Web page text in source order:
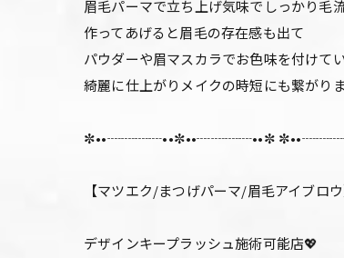
眉毛パーマで立ち上げ気味でしっかり毛
作ってあげると眉毛の存在感も出て
パウダーや眉マスカラでお色味を付けて
綺麗に仕上がりメイクの時短にも繋がり
✼••┈┈┈┈••✼••┈┈┈┈••✼
【マツエク/まつげパーマ/眉毛アイブロ
デザインキープラッシュ施術可能店💖